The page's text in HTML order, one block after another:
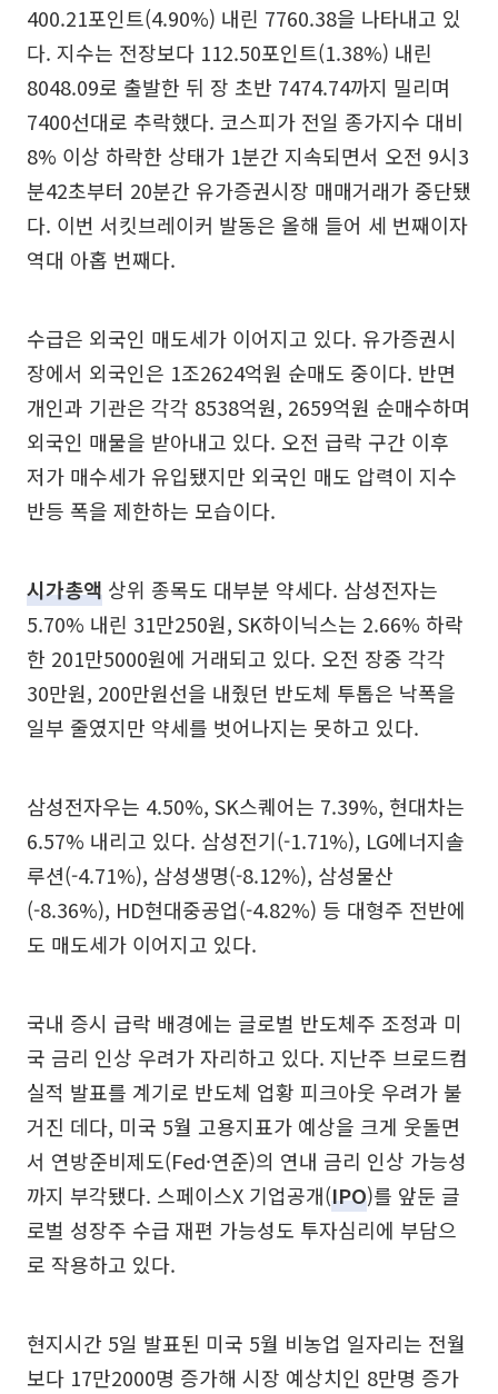
400.21포인트(4.90%) 내린 7760.38을 나타내고 있
다. 지수는 전장보다 112.50포인트(1.38%) 내린
8048.09로 출발한 뒤 장 초반 7474.74까지 밀리며
7400선대로 추락했다. 코스피가 전일 종가지수 대비
8% 이상 하락한 상태가 1분간 지속되면서 오전 9시3
분42초부터 20분간 유가증권시장 매매거래가 중단됐
다. 이번 서킷브레이커 발동은 올해 들어 세 번째이자
역대 아홉 번째다.
수급은 외국인 매도세가 이어지고 있다. 유가증권시
장에서 외국인은 1조2624억원 순매도 중이다. 반면
개인과 기관은 각각 8538억원, 2659억원 순매수하며
외국인 매물을 받아내고 있다. 오전 급락 구간 이후
저가 매수세가 유입됐지만 외국인 매도 압력이 지수
반등 폭을 제한하는 모습이다.
시가총액 상위 종목도 대부분 약세다. 삼성전자는
5.70% 내린 31만250원, SK하이닉스는 2.66% 하락
한 201만5000원에 거래되고 있다. 오전 장중 각각
30만원, 200만원선을 내줬던 반도체 투톱은 낙폭을
일부 줄였지만 약세를 벗어나지는 못하고 있다.
삼성전자우는 4.50%, SK스퀘어는 7.39%, 현대차는
6.57% 내리고 있다. 삼성전기(-1.71%), LG에너지솔
루션(-4.71%), 삼성생명(-8.12%), 삼성물산
(-8.36%), HD현대중공업(-4.82%) 등 대형주 전반에
도 매도세가 이어지고 있다.
국내 증시 급락 배경에는 글로벌 반도체주 조정과 미
국 금리 인상 우려가 자리하고 있다. 지난주 브로드컴
실적 발표를 계기로 반도체 업황 피크아웃 우려가 불
거진 데다, 미국 5월 고용지표가 예상을 크게 웃돌면
서 연방준비제도(Fed·연준)의 연내 금리 인상 가능성
까지 부각됐다. 스페이스X 기업공개(IPO)를 앞둔 글
로벌 성장주 수급 재편 가능성도 투자심리에 부담으
로 작용하고 있다.
현지시간 5일 발표된 미국 5월 비농업 일자리는 전월
보다 17만2000명 증가해 시장 예상치인 8만명 증가